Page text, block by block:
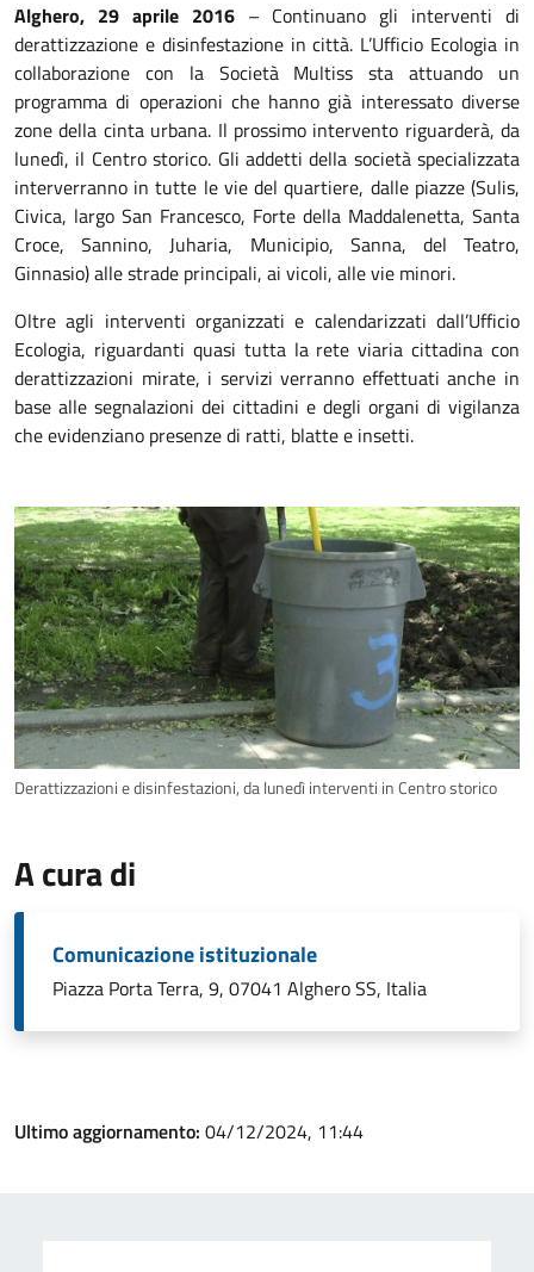
Alghero, 29 aprile 2016 – Continuano gli interventi di
derattizzazione e disinfestazione in città. L’Ufficio Ecologia in
collaborazione con la Società Multiss sta attuando un
programma di operazioni che hanno già interessato diverse
zone della cinta urbana. Il prossimo intervento riguarderà, da
lunedì, il Centro storico. Gli addetti della società specializzata
interverranno in tutte le vie del quartiere, dalle piazze (Sulis,
Civica, largo San Francesco, Forte della Maddalenetta, Santa
Croce, Sannino, Juharia, Municipio, Sanna, del Teatro,
Ginnasio) alle strade principali, ai vicoli, alle vie minori.
Oltre agli interventi organizzati e calendarizzati dall’Ufficio
Ecologia, riguardanti quasi tutta la rete viaria cittadina con
derattizzazioni mirate, i servizi verranno effettuati anche in
base alle segnalazioni dei cittadini e degli organi di vigilanza
che evidenziano presenze di ratti, blatte e insetti.
Derattizzazioni e disinfestazioni, da lunedì interventi in Centro storico
A cura di
Comunicazione istituzionale
Piazza Porta Terra, 9, 07041 Alghero SS, Italia
Ultimo aggiornamento: 04/12/2024, 11:44